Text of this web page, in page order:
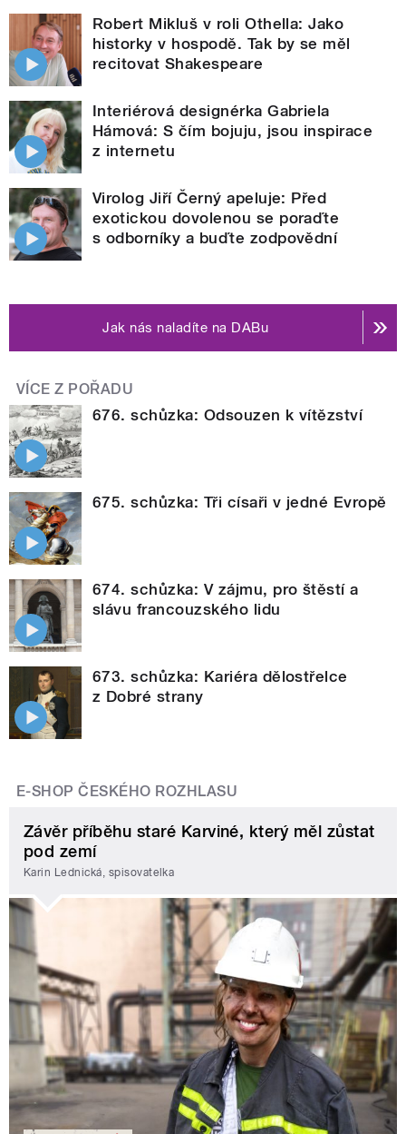
Robert Mikluš v roli Othella: Jako
historky v hospodě. Tak by se měl
recitovat Shakespeare
Interiérová designérka Gabriela
Hámová: S čím bojuju, jsou inspirace
z internetu
Virolog Jiří Černý apeluje: Před
exotickou dovolenou se poraďte
s odborníky a buďte zodpovědní
Jak nás naladíte na DABu
VÍCE Z POŘADU
676. schůzka: Odsouzen k vítězství
675. schůzka: Tři císaři v jedné Evropě
674. schůzka: V zájmu, pro štěstí a
slávu francouzského lidu
673. schůzka: Kariéra dělostřelce
z Dobré strany
E-SHOP ČESKÉHO ROZHLASU
Závěr příběhu staré Karviné, který měl zůstat
pod zemí
Karin Lednická, spisovatelka